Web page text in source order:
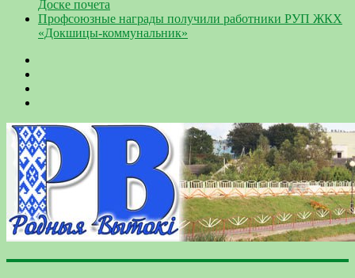
Доске почета
Профсоюзные награды получили работники РУП ЖКХ
«Докшицы-коммунальник»